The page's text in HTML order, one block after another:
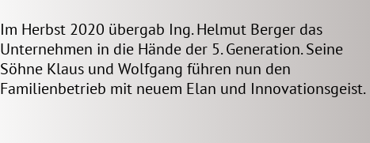
Im Herbst 2020 übergab Ing. Helmut Berger das
Unternehmen in die Hände der 5. Generation. Seine
Söhne Klaus und Wolfgang führen nun den
Familienbetrieb mit neuem Elan und Innovationsgeist.